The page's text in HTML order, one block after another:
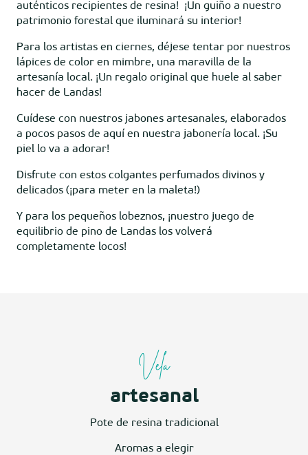
auténticos recipientes de resina! ¡Un guiño a nuestro
patrimonio forestal que iluminará su interior!
Para los artistas en ciernes, déjese tentar por nuestros
lápices de color en mimbre, una maravilla de la
artesanía local. ¡Un regalo original que huele al saber
hacer de Landas!
Cuídese con nuestros jabones artesanales, elaborados
a pocos pasos de aquí en nuestra jabonería local. ¡Su
piel lo va a adorar!
Disfrute con estos colgantes perfumados divinos y
delicados (¡para meter en la maleta!)
Y para los pequeños lobeznos, ¡nuestro juego de
equilibrio de pino de Landas los volverá
completamente locos!
Vela
artesanal
Pote de resina tradicional
Aromas a elegir